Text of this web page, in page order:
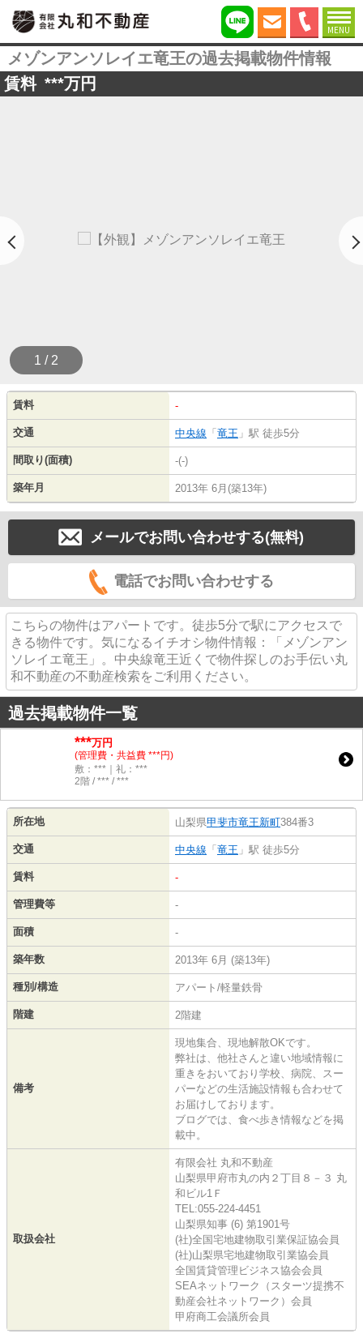
MENU
メゾンアンソレイエ竜王の過去掲載物件情報
賃料 ***万円
1 / 2
賃料 -
交通 中央線 「 竜王 」駅 徒歩5分
間取り(面積) -(-)
築年月 2013年 6月(築13年)
メールでお問い合わせする(無料)
電話でお問い合わせする
こちらの物件はアパートです。徒歩5分で駅にアクセスで
きる物件です。気になるイチオシ物件情報：「メゾンアン
ソレイエ竜王」。中央線竜王近くで物件探しのお手伝い丸
和不動産の不動産検索をご利用ください。
過去掲載物件一覧
***万円
(管理費・共益費 ***円)
敷：***｜礼：***
2階 / *** / ***
所在地 山梨県甲斐市竜王新町384番3
交通 中央線 「 竜王 」駅 徒歩5分
賃料 -
管理費等 -
面積 -
築年数 2013年 6月 (築13年)
種別/構造 アパート/軽量鉄骨
階建 2階建
備考
現地集合、現地解散OKです。
弊社は、他社さんと違い地域情報に
重きをおいており学校、病院、スー
パーなどの生活施設情報も合わせて
お届けしております。
ブログでは、食べ歩き情報などを掲
載中。
取扱会社
有限会社 丸和不動産
山梨県甲府市丸の内２丁目８－３ 丸
和ビル1Ｆ
TEL:055-224-4451
山梨県知事 (6) 第1901号
(社)全国宅地建物取引業保証協会員
(社)山梨県宅地建物取引業協会員
全国賃貸管理ビジネス協会会員
SEAネットワーク（スターツ提携不
動産会社ネットワーク）会員
甲府商工会議所会員